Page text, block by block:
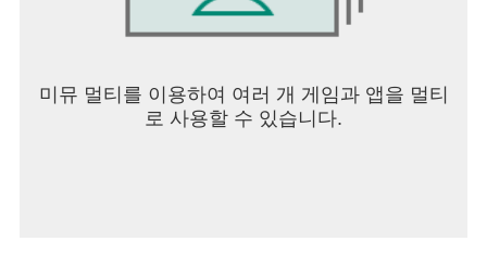
미뮤 멀티를 이용하여 여러 개 게임과 앱을 멀티
로 사용할 수 있습니다.